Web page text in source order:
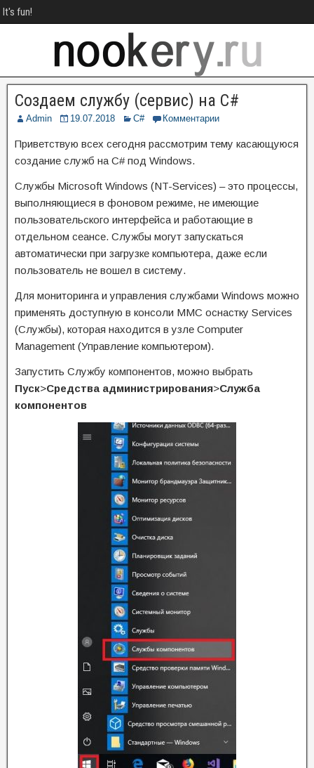
It's fun!
Создаем службу (сервис) на C#
Admin 19.07.2018 C# Комментарии
Приветствую всех сегодня рассмотрим тему касающуюся
создание служб на C# под Windows.
Службы Microsoft Windows (NT-Services) – это процессы,
выполняющиеся в фоновом режиме, не имеющие
пользовательского интерфейса и работающие в
отдельном сеансе. Службы могут запускаться
автоматически при загрузке компьютера, даже если
пользователь не вошел в систему.
Для мониторинга и управления службами Windows можно
применять доступную в консоли ММС оснастку Services
(Службы), которая находится в узле Computer
Management (Управление компьютером).
Запустить Службу компонентов, можно выбрать
Пуск>Средства администрирования>Служба
компонентов